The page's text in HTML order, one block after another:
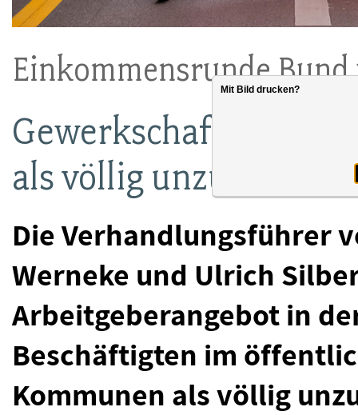
Einkommensrunde
Gewerkschaften
als völlig
Die Verhandlungsführer
Werneke und Ulrich
Arbeitgeberangebot in
Beschäftigten im
Kommunen als völlig
Mit Bild drucken?